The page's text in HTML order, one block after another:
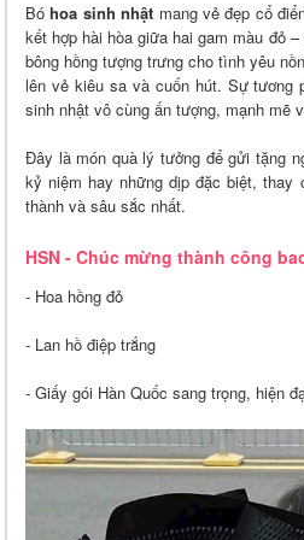
Bóhoa sinh nhật mang vẻ đẹp cổ
kết hợp hài hòa giữa hai gam màu đỏ
bông hồng tượng trưng cho tình yêu
lên vẻ kiêu sa và cuốn hút. Sự tương
sinh nhật vô cùng ấn tượng, mạnh mẽ
Đây là món quà lý tưởng để gửi tặng
kỷ niệm hay những dịp đặc biệt, thay
thành và sâu sắc nhất.
HSN - Chúc mừng thành công
- Hoa hồng đỏ
- Lan hồ điệp trắng
- Giấy gói Hàn Quốc sang trọng, hiện